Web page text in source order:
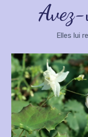
Avez-
Elles lui